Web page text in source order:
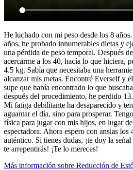
He luchado con mi peso desde los 8
años, he probado innumerables dietas y
una pérdida de peso temporal. Después
acercarme a los 40, hacía lo que hiciera,
4.5 kg. Sabía que necesitaba una
alcanzar mis metas. Encontré Everself y
supe que había encontrado lo que
después del procedimiento, he perdido
Mi fatiga debilitante ha desaparecido y
aguantar el día, sino para prosperar.
física para jugar con mis hijos, en lugar
espectadora. Ahora espero con ansias
auténtico. Si tienes dudas, ¡te doy la
te arrepentirás! ¡Te lo mereces!
Más información sobre Reducción de